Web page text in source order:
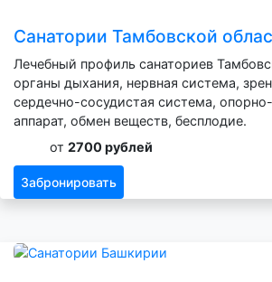
Санатории Тамбовской
Лечебный профиль санаториев
органы дыхания, нервная система,
сердечно-сосудистая система,
аппарат, обмен веществ, бесплодие.
от 2700 рублей
Забронировать